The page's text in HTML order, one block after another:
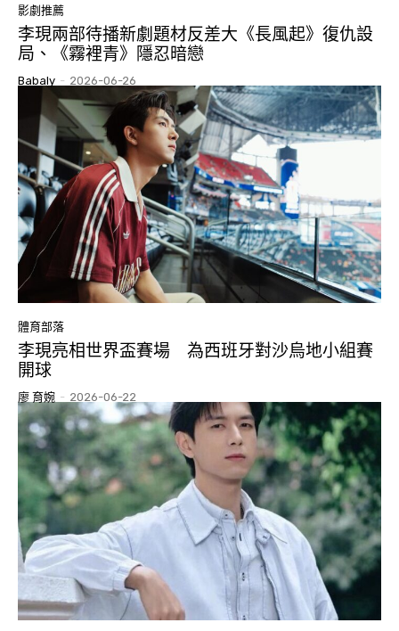
影劇推薦
李現兩部待播新劇題材反差大《長風起》復仇設
局、《霧裡青》隱忍暗戀
Babaly - 2026-06-26
體育部落
李現亮相世界盃賽場 為西班牙對沙烏地小組賽
開球
廖 育婉 - 2026-06-22